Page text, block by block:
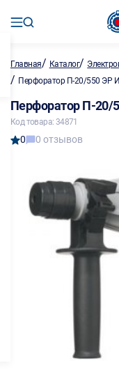
Главная/ Каталог/
/ Перфоратор П-20/550 ЭР
Перфоратор П-20/
Код товара: 34871
0 0 отзывов